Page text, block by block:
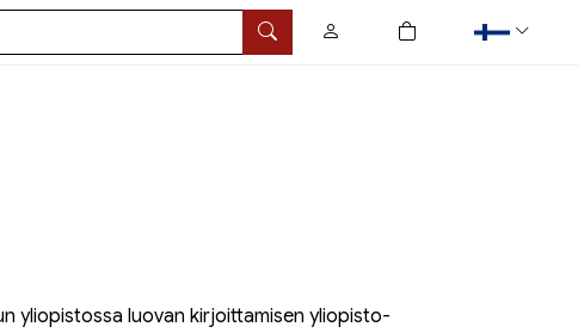
Hae
0
tuotetta ostoskorissa
yliopistossa luovan kirjoittamisen yliopisto-